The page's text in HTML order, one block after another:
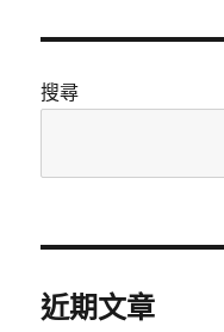
搜尋
近期文章